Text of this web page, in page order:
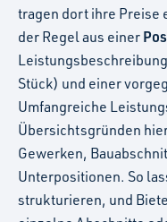
tragen dort ihre Preise
der Regel aus einer
Stück) und einer
Umfangreiche
Übersichtsgründen
Gewerken,
Unterpositionen. So
strukturieren, und